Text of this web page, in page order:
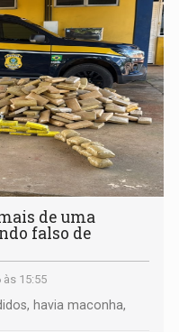
de uma
falso de
15:55
havia maconha,